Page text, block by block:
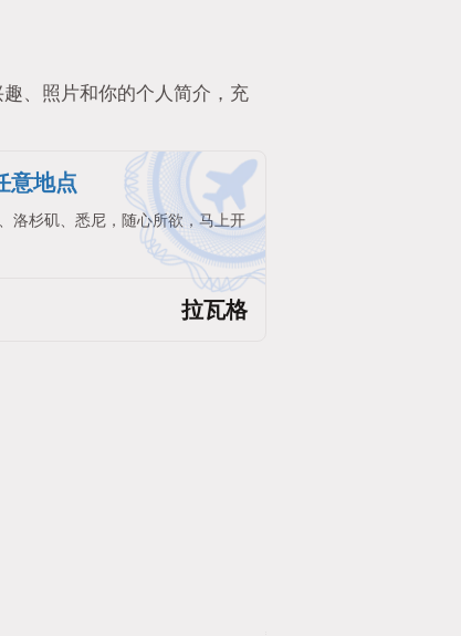
、照片和你的个人简介，充
意地点
洛杉矶、悉尼，随心所欲，马上开
拉瓦格